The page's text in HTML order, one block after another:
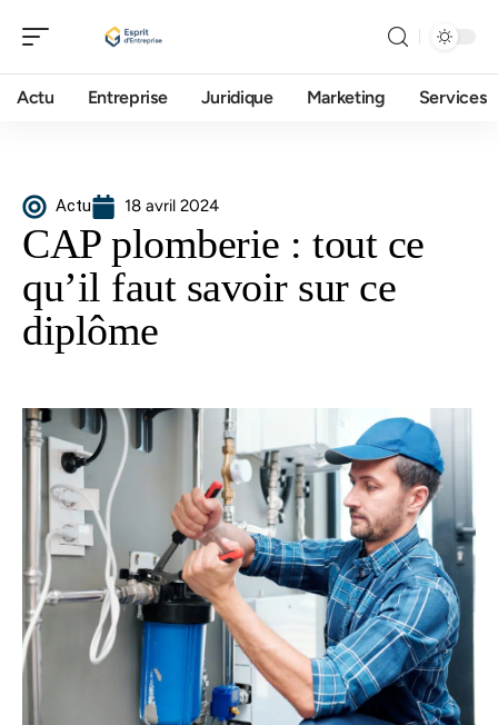
Actu Entreprise Juridique Marketing Services
Actu 18 avril 2024
CAP plomberie : tout ce
qu’il faut savoir sur ce
diplôme